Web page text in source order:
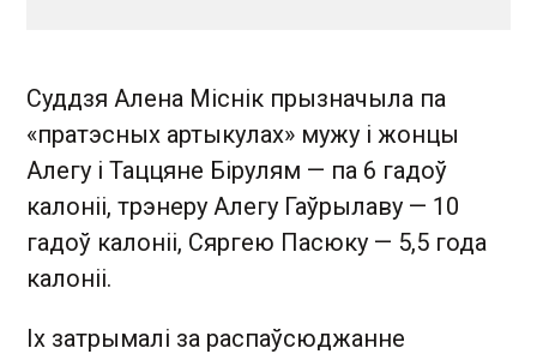
Суддзя Алена Міснік прызначыла па
«пратэсных артыкулах» мужу і жонцы
Алегу і Таццяне Бірулям — па 6 гадоў
калоніі, трэнеру Алегу Гаўрылаву — 10
гадоў калоніі, Сяргею Пасюку — 5,5 года
калоніі.
Іх затрымалі за распаўсюджанне